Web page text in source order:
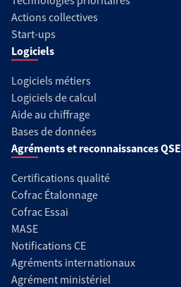
Actions collectives
Start-ups
Logiciels
Logiciels métiers
Logiciels de calcul
Aide au chiffrage
Bases de données
Agréments et reconnaissances QSE
Certifications qualité
Cofrac Étalonnage
Cofrac Essai
MASE
Notifications CE
Agréments internationaux
Agrément ministériel